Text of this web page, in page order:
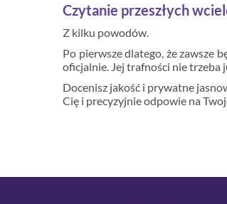
Czytanie przeszłych
Z kilku powodów.
Po pierwsze dlatego, że zawsze
oficjalnie. Jej trafności nie
Docenisz jakość i prywatne
Cię i precyzyjnie odpowie na